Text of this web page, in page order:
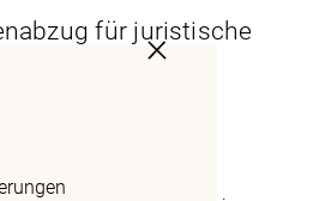
für juristische
ist für juristische